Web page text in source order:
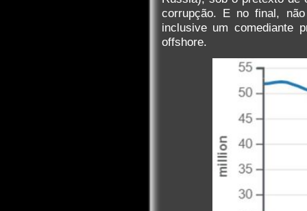
corrupção. E no final,
inclusive um comediante
offshore.